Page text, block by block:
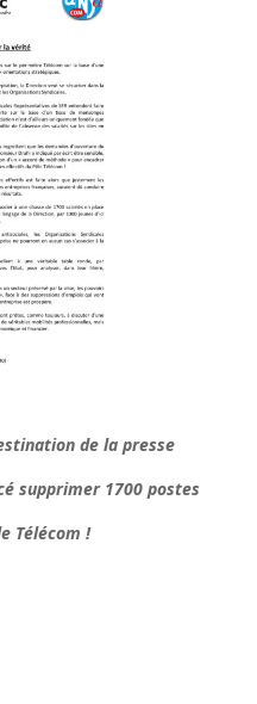
de la presse
supprimer 1700 postes
Télécom !